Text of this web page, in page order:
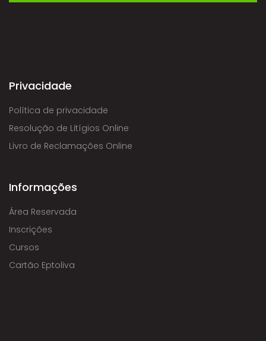
Privacidade
Política de privacidade
Resolução de Litígios Online
Livro de Reclamações Online
Informações
Área Reservada
Inscrições
Cursos
Cartão Eptoliva